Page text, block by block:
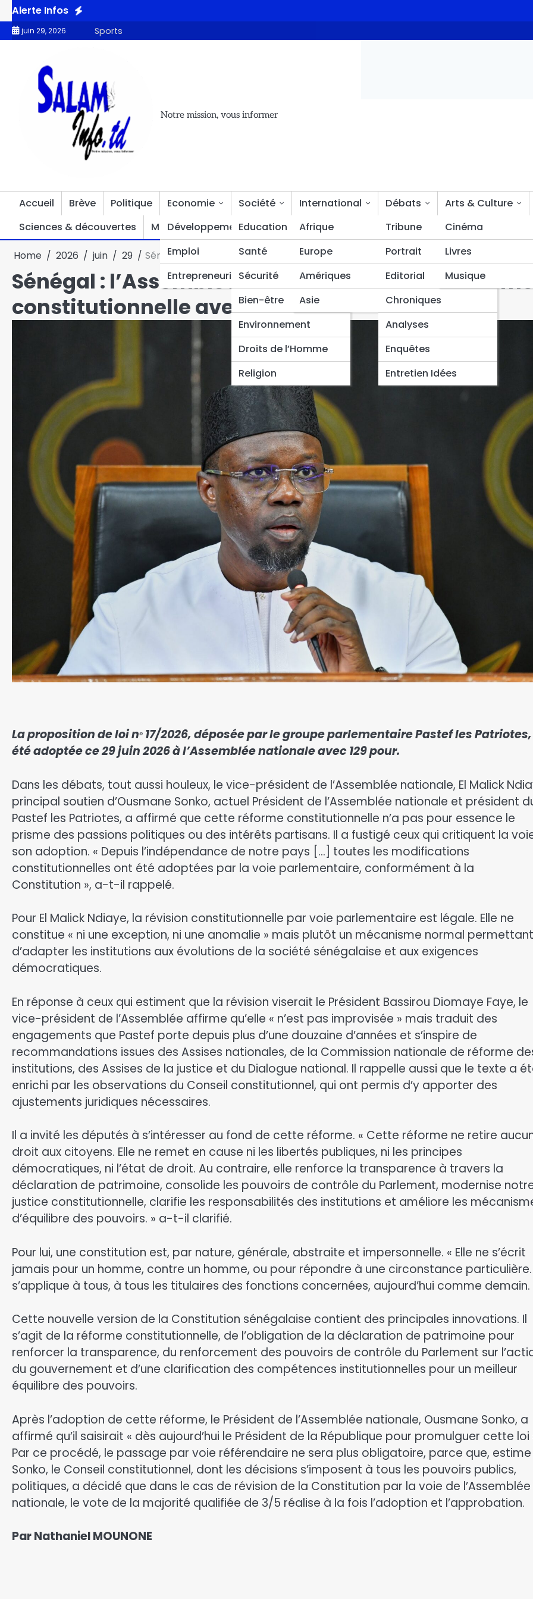
Alerte Infos
de football de N’Djamena salue le succès de la « Coupe de la Mairie »
juin 29, 2026 Sports
Notre mission, vous informer
Accueil Brève Politique
Economie
Développement
Emploi
Entrepreneuriat
Société
Education
Santé
Sécurité
Bien-être
Environnement
Droits de l’Homme
Religion
International
Afrique
Europe
Amériques
Asie
Débats
Tribune
Portrait
Editorial
Chroniques
Analyses
Enquêtes
Entretien Idées
Arts & Culture
Cinéma
Livres
Musique
Sciences & découvertes
Multimédia Divers Bien-être
Home 2026 juin 29 Sénégal : l’Assemblée nationale adopte la réforme constitutionnelle avec 129 voix
Sénégal : l’Assemblée nationale adopte la
constitutionnelle avec 129 voix
La proposition de loi nᵒ 17/2026, déposée par le groupe parlementaire Pastef les
été adoptée ce 29 juin 2026 à l’Assemblée nationale avec 129 pour.
Dans les débats, tout aussi houleux, le vice-président de l’Assemblée nationale, El Malick
principal soutien d’Ousmane Sonko, actuel Président de l’Assemblée nationale et président
Pastef les Patriotes, a affirmé que cette réforme constitutionnelle n’a pas pour essence le
prisme des passions politiques ou des intérêts partisans. Il a fustigé ceux qui critiquent la
son adoption. « Depuis l’indépendance de notre pays […] toutes les modifications
constitutionnelles ont été adoptées par la voie parlementaire, conformément à la
Constitution », a-t-il rappelé.
Pour El Malick Ndiaye, la révision constitutionnelle par voie parlementaire est légale. Elle ne
constitue « ni une exception, ni une anomalie » mais plutôt un mécanisme normal permettant
d’adapter les institutions aux évolutions de la société sénégalaise et aux exigences
démocratiques.
En réponse à ceux qui estiment que la révision viserait le Président Bassirou Diomaye Faye, le
vice-président de l’Assemblée affirme qu’elle « n’est pas improvisée » mais traduit des
engagements que Pastef porte depuis plus d’une douzaine d’années et s’inspire de
recommandations issues des Assises nationales, de la Commission nationale de réforme
institutions, des Assises de la justice et du Dialogue national. Il rappelle aussi que le texte a
enrichi par les observations du Conseil constitutionnel, qui ont permis d’y apporter des
ajustements juridiques nécessaires.
Il a invité les députés à s’intéresser au fond de cette réforme. « Cette réforme ne retire
droit aux citoyens. Elle ne remet en cause ni les libertés publiques, ni les principes
démocratiques, ni l’état de droit. Au contraire, elle renforce la transparence à travers la
déclaration de patrimoine, consolide les pouvoirs de contrôle du Parlement, modernise
justice constitutionnelle, clarifie les responsabilités des institutions et améliore les
d’équilibre des pouvoirs. » a-t-il clarifié.
Pour lui, une constitution est, par nature, générale, abstraite et impersonnelle. « Elle ne s’écrit
jamais pour un homme, contre un homme, ou pour répondre à une circonstance particulière.
s’applique à tous, à tous les titulaires des fonctions concernées, aujourd’hui comme demain.
Cette nouvelle version de la Constitution sénégalaise contient des principales innovations. Il
s’agit de la réforme constitutionnelle, de l’obligation de la déclaration de patrimoine pour
renforcer la transparence, du renforcement des pouvoirs de contrôle du Parlement sur
du gouvernement et d’une clarification des compétences institutionnelles pour un meilleur
équilibre des pouvoirs.
Après l’adoption de cette réforme, le Président de l’Assemblée nationale, Ousmane Sonko, a
affirmé qu’il saisirait « dès aujourd’hui le Président de la République pour promulguer cette loi
Par ce procédé, le passage par voie référendaire ne sera plus obligatoire, parce que, estime
Sonko, le Conseil constitutionnel, dont les décisions s’imposent à tous les pouvoirs publics,
politiques, a décidé que dans le cas de révision de la Constitution par la voie de l’Assemblée
nationale, le vote de la majorité qualifiée de 3/5 réalise à la fois l’adoption et l’approbation.
Par Nathaniel MOUNONE